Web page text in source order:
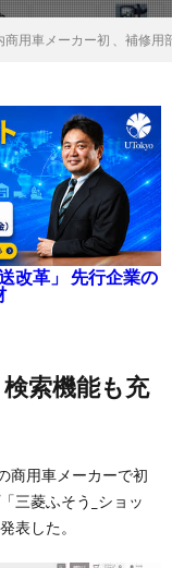
商用車メーカー初 、補修
改革」 先行企業の
商用車メーカーで初
三菱ふそう_ショッ
表した。